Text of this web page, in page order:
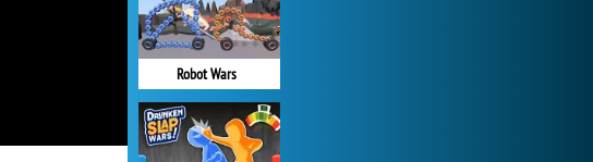
Robot Wars